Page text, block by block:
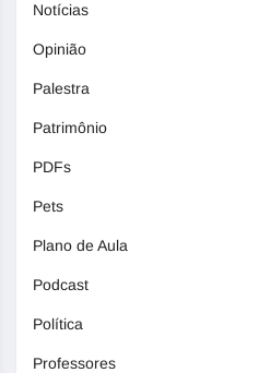
Notícias
Opinião
Palestra
Patrimônio
PDFs
Pets
Plano de Aula
Podcast
Política
Professores